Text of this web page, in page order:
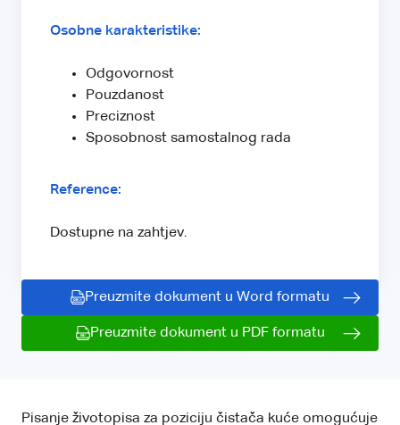
Osobne karakteristike:
Odgovornost
Pouzdanost
Preciznost
Sposobnost samostalnog rada
Reference:
Dostupne na zahtjev.
Preuzmite dokument u Word formatu
Preuzmite dokument u PDF formatu
Pisanje životopisa za poziciju čistača kuće omogućuje